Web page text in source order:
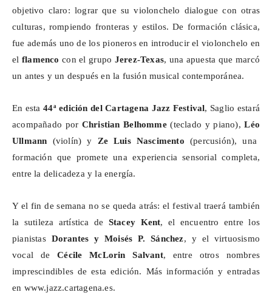
objetivo claro: lograr que su violonchelo dialogue con otras
culturas, rompiendo fronteras y estilos. De formación clásica,
fue además uno de los pioneros en introducir el violonchelo en
el flamenco con el grupo Jerez-Texas, una apuesta que marcó
un antes y un después en la fusión musical contemporánea.
En esta44ª edición del Cartagena Jazz Festival, Saglio estará
acompañado por ChristianBelhomme(teclado y piano),Léo
Ullmann (violín) y ZeLuis Nascimento (percusión), una
formación que promete una experiencia sensorial completa,
entre la delicadeza y la energía.
Y el fin de semana no se queda atrás: el festival traerá también
la sutileza artística de Stacey Kent, el encuentro entre los
pianistas Dorantes y Moisés P. Sánchez, y el virtuosismo
vocal deCécileMcLorin Salvant, entre otros nombres
imprescindibles de esta edición. Más información y entradas
en www.jazz.cartagena.es.